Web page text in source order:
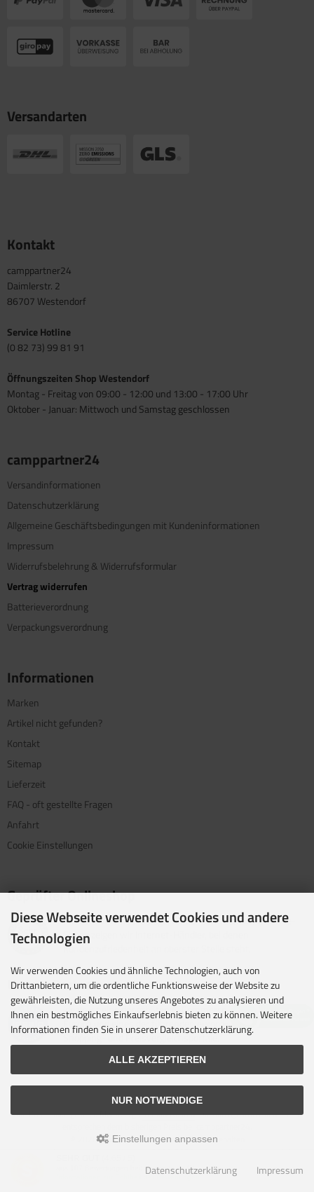
Versandarten
Kontakt
camppartner24
Daimlerstr. 2
86707 Westendorf
Service Hotline
(0 82 73) 99 81 91
Öffnungszeiten Shop Westendorf
Montag - Freitag von 09:00 - 12:00 und 13:00 - 17:00 Uhr
Oktober - Januar: Mittwoch und Samstag geschlossen
camppartner24
Versandinformationen
Datenschutzerklärung
Allgemeine Geschäftsbedingungen mit Kundeninformationen
Impressum
Widerrufsbelehrung & Widerrufsformular
Vertrag widerrufen
Batterieverordnung
Verpackungsverordnung
Informationen
Marken
Artikel nicht gefunden?
Kontakt
Sitemap
Lieferzeit
FAQ - oft gestellte Fragen
Anfahrt
Cookie Einstellungen
Geprüfter Onlineshop
Mit dem Vertrauenssiegel für kundenfreundliche Online-
Shops zeigen wir Internet-Händler, bei denen
Kundenzufriedenheit an oberster Stelle steht.
Unsere Partner
idealo ist eine der größten E-Commerce-Websites in
Europa und eines der führenden europäischen Online-
Shopping- und Preisvergleichsportale.
Alle Preise inkl. gesetzl. MwSt. zzgl.Versandkosten. Die durchgestrichenen Preise
© 2026 camppartner24 • Alle Rechte vorbehalten
Webdesign
Parse Time: 0.445s
Diese Webseite verwendet Cookies und andere
Technologien
Wir verwenden Cookies und ähnliche Technologien, auch von
Drittanbietern, um die ordentliche Funktionsweise der Website zu
gewährleisten, die Nutzung unseres Angebotes zu analysieren und
Ihnen ein bestmögliches Einkaufserlebnis bieten zu können. Weitere
Informationen finden Sie in unserer Datenschutzerklärung.
ALLE AKZEPTIEREN
NUR NOTWENDIGE
Einstellungen anpassen
Datenschutzerklärung Impressum
Bewertungen bei: shopvote.de ⓘ